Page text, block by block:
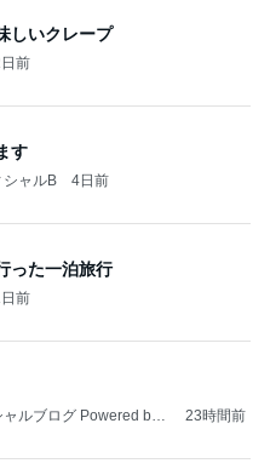
しいクレープ
前
す
シャルB 4日前
った一泊旅行
前
ルブログ Powered by
23時間前